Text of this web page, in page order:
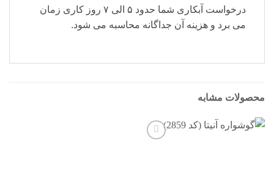
درخواست آبکاری شما حدود ۵ الی ۷ روز کاری زمان
می برد و هزینه آن جداگانه محاسبه می شود.
محصولات مشابه